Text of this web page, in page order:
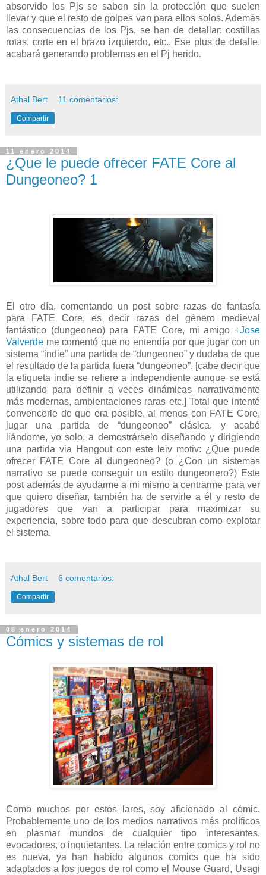
absorvido los Pjs se saben sin la protección que suelen
llevar y que el resto de golpes van para ellos solos. Además
las consecuencias de los Pjs, se han de detallar: costillas
rotas, corte en el brazo izquierdo, etc.. Ese plus de detalle,
acabará generando problemas en el Pj herido.
Athal Bert 11 comentarios:
Compartir
11 enero 2014
¿Que le puede ofrecer FATE Core al
Dungeoneo? 1
El otro día, comentando un post sobre razas de fantasía
para FATE Core, es decir razas del género medieval
fantástico (dungeoneo) para FATE Core, mi amigo +Jose
Valverde me comentó que no entendía por que jugar con un
sistema “indie” una partida de “dungeoneo” y dudaba de que
el resultado de la partida fuera “dungeoneo”. [cabe decir que
la etiqueta indie se refiere a independiente aunque se está
utilizando para definir a veces dinámicas narrativamente
más modernas, ambientaciones raras etc.] Total que intenté
convencerle de que era posible, al menos con FATE Core,
jugar una partida de “dungeoneo” clásica, y acabé
liándome, yo solo, a demostrárselo diseñando y dirigiendo
una partida via Hangout con este leiv motiv: ¿Que puede
ofrecer FATE Core al dungeoneo? (o ¿Con un sistemas
narrativo se puede conseguir un estilo dungeonero?) Este
post además de ayudarme a mi mismo a centrarme para ver
que quiero diseñar, también ha de servirle a él y resto de
jugadores que van a participar para maximizar su
experiencia, sobre todo para que descubran como explotar
el sistema.
Athal Bert 6 comentarios:
Compartir
08 enero 2014
Cómics y sistemas de rol
Como muchos por estos lares, soy aficionado al cómic.
Probablemente uno de los medios narrativos más prolíficos
en plasmar mundos de cualquier tipo interesantes,
evocadores, o inquietantes. La relación entre comics y rol no
es nueva, ya han habido algunos comics que ha sido
adaptados a los juegos de rol como el Mouse Guard, Usagi